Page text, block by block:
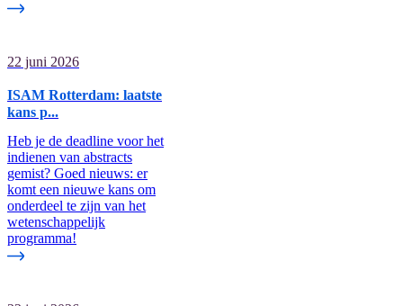
22 juni 2026
ISAM Rotterdam: laatste
kans p...
Heb je de deadline voor het
indienen van abstracts
gemist? Goed nieuws: er
komt een nieuwe kans om
onderdeel te zijn van het
wetenschappelijk
programma!